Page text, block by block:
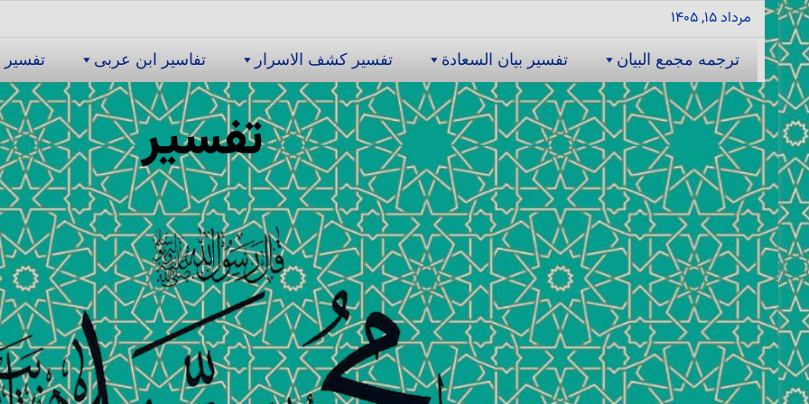
مرداد ۱۵, ۱۴۰۵
ترجمه مجمع البیان تفسیر بیان السعادة تفسیر كشف الاسرار تفاسیر ابن عربى تفسیر
تفسیر